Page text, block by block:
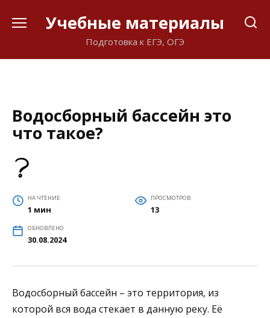
Учебные материалы
Подготовка к ЕГЭ, ОГЭ
Водосборный бассейн это
что такое?
НА ЧТЕНИЕ
1 мин
ПРОСМОТРОВ
13
ОБНОВЛЕНО
30.08.2024
Водосборный бассейн – это территория, из
которой вся вода стекает в данную реку. Её